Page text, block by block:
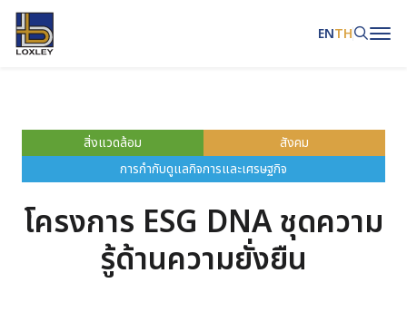
ENTH
สิ่งแวดล้อม
สังคม
การกำกับดูแลกิจการและเศรษฐกิจ
โครงการ ESG DNA ชุดความ
รู้ด้านความยั่งยืน